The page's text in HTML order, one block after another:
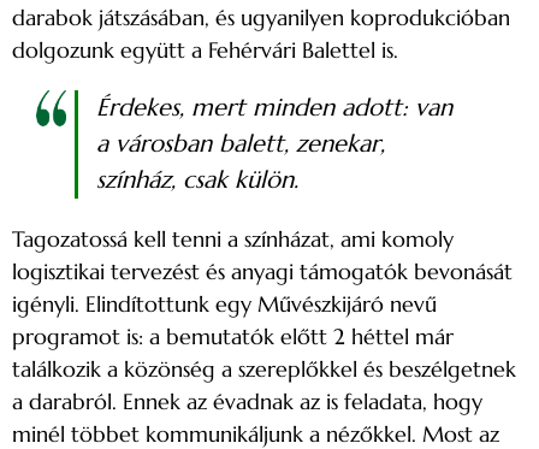
darabok játszásában, és ugyanilyen koprodukcióban
dolgozunk együtt a Fehérvári Balettel is.
Érdekes, mert minden adott: van
a városban balett, zenekar,
színház, csak külön.
Tagozatossá kell tenni a színházat, ami komoly
logisztikai tervezést és anyagi támogatók bevonását
igényli. Elindítottunk egy Művészkijáró nevű
programot is: a bemutatók előtt 2 héttel már
találkozik a közönség a szereplőkkel és beszélgetnek
a darabról. Ennek az évadnak az is feladata, hogy
minél többet kommunikáljunk a nézőkkel. Most az